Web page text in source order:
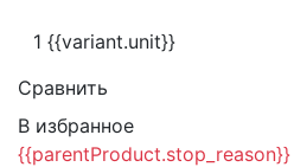
1 {{variant.unit}}
Сравнить
В избранное
{{parentProduct.stop_reason}}